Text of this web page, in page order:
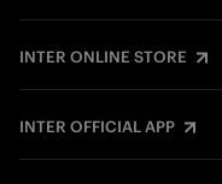
INTER ONLINE STORE
INTER OFFICIAL APP